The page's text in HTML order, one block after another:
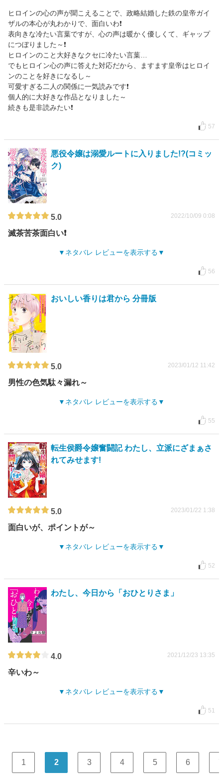
ヒロインの心の声が聞こえることで、政略結婚した鉄の皇帝ガイ
ザルの本心が丸わかりで、面白いわ❗️
表向きな冷たい言葉ですが、心の声は暖かく優しくて、ギャップ
につぼりました～❗️
ヒロインのこと大好きなクセに冷たい言葉…
でもヒロイン心の声に答えた対応だから、ますます皇帝はヒロイ
ンのことを好きになるし～
可愛すぎる二人の関係に一気読みです❗️
個人的に大好きな作品となりました～
続きも是非読みたい❗️
57
悪役令嬢は溺愛ルートに入りました!?(コミッ
ク)
5.0 2022/10/09 0:08
滅茶苦茶面白い❗️
ネタバレ レビューを表示する
56
おいしい香りは君から 分冊版
5.0 2023/01/12 11:42
男性の色気駄々漏れ～
ネタバレ レビューを表示する
55
転生侯爵令嬢奮闘記 わたし、立派にざまぁさ
れてみせます!
5.0 2023/01/22 1:38
面白いが、ポイントが～
ネタバレ レビューを表示する
52
わたし、今日から「おひとりさま」
4.0 2021/12/23 13:35
辛いわ～
ネタバレ レビューを表示する
51
1 2 3 4 5 6 7